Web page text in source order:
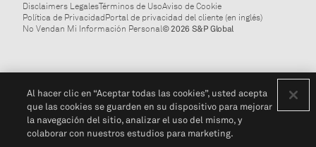
Disclaimers LegalesTérminos de UsoAviso de Cookie
Política de PrivacidadPortal de privacidad del cliente (en inglés)
No Vendan Mi Información Personal© 2026 S&P Global
Al hacer clic en “Aceptar todas las cookies”, usted acepta
que las cookies se guarden en su dispositivo para mejorar
la navegación del sitio, analizar el uso del mismo, y
colaborar con nuestros estudios para marketing.